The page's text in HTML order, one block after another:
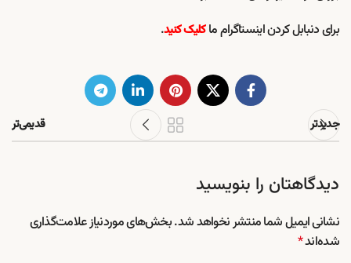
برای دنبابل کردن اینستاگرام ماکلیک کنید.
جدیدتر قدیمی‌تر
دیدگاهتان را بنویسید
نشانی ایمیل شما منتشر نخواهد شد.بخش‌های موردنیاز علامت‌گذاری
شده‌اند*